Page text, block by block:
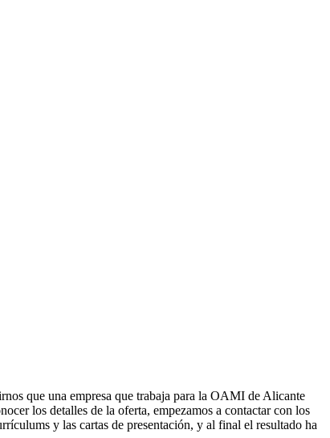
que una empresa que trabaja para la OAMI de Alicante
los detalles de la oferta, empezamos a contactar con los
y las cartas de presentación, y al final el resultado ha